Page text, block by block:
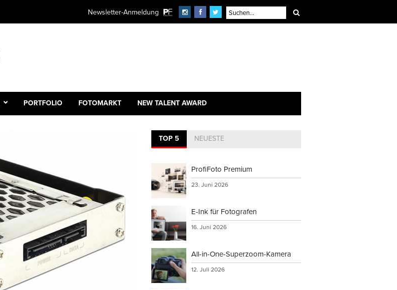
Newsletter-Anmeldung
PORTFOLIO FOTOMARKT NEW TALENT AWARD
TOP 5 NEUESTE
ProfiFoto Premium
23. Juni 2026
E-Ink für Fotografen
16. Juni 2026
All-in-One-Superzoom-Kamera
12. Juli 2026